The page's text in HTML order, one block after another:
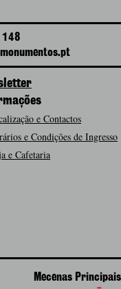
148
e Contactos
e Condições de Ingresso
e Cafetaria
Mecenas Principais